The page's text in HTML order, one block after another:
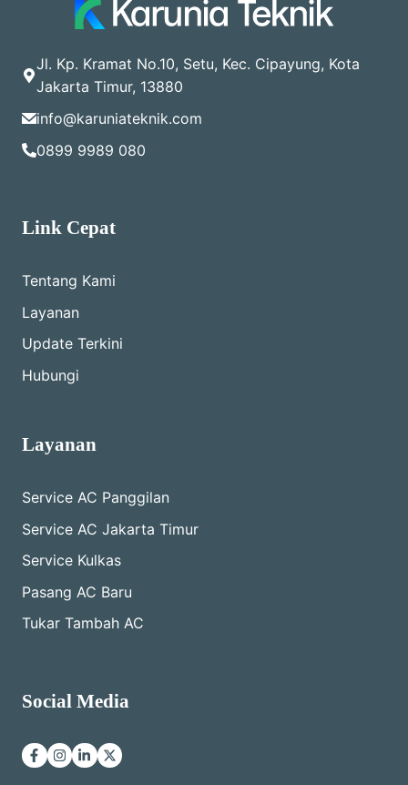
Jl. Kp. Kramat No.10, Setu, Kec. Cipayung, Kota
Jakarta Timur, 13880
info@karuniateknik.com
0899 9989 080
Link Cepat
Tentang Kami
Layanan
Update Terkini
Hubungi
Layanan
Service AC Panggilan
Service AC Jakarta Timur
Service Kulkas
Pasang AC Baru
Tukar Tambah AC
Social Media